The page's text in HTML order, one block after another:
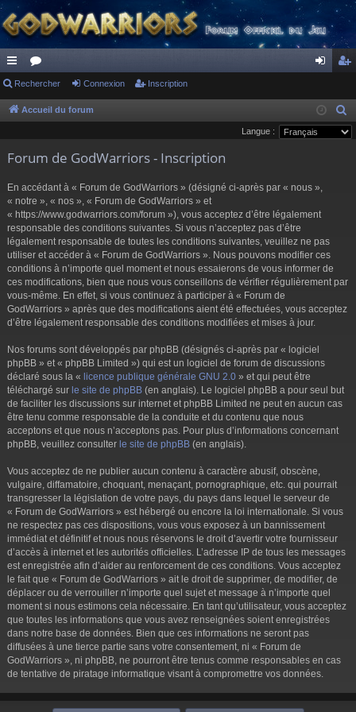
ac
co
ci
or
u
s
ne cri
pti
Rechercher Connexion Inscription
Accueil du forum
e
Langue :
Forum de GodWarriors - Inscription
En accédant à « Forum de GodWarriors » (désigné ci-après par « nous »,
« notre », « nos », « Forum de GodWarriors » et
« https://www.godwarriors.com/forum »), vous acceptez d’être légalement
responsable des conditions suivantes. Si vous n’acceptez pas d’être
légalement responsable de toutes les conditions suivantes, veuillez ne pas
utiliser et accéder à « Forum de GodWarriors ». Nous pouvons modifier ces
conditions à n’importe quel moment et nous essaierons de vous informer de
ces modifications, bien que nous vous conseillons de vérifier régulièrement par
vous-même. En effet, si vous continuez à participer à « Forum de
GodWarriors » après que des modifications aient été effectuées, vous acceptez
d’être légalement responsable des conditions modifiées et mises à jour.
Nos forums sont développés par phpBB (désignés ci-après par « logiciel
phpBB » et « phpBB Limited ») qui est un logiciel de forum de discussions
déclaré sous la « licence publique générale GNU 2.0 » et qui peut être
téléchargé sur le site de phpBB (en anglais). Le logiciel phpBB a pour seul but
de faciliter les discussions sur internet et phpBB Limited ne peut en aucun cas
être tenu comme responsable de la conduite et du contenu que nous
acceptons et que nous n’acceptons pas. Pour plus d’informations concernant
phpBB, veuillez consulter le site de phpBB (en anglais).
Vous acceptez de ne publier aucun contenu à caractère abusif, obscène,
vulgaire, diffamatoire, choquant, menaçant, pornographique, etc. qui pourrait
transgresser la législation de votre pays, du pays dans lequel le serveur de
« Forum de GodWarriors » est hébergé ou encore la loi internationale. Si vous
ne respectez pas ces dispositions, vous vous exposez à un bannissement
immédiat et définitif et nous nous réservons le droit d’avertir votre fournisseur
d’accès à internet et les autorités officielles. L’adresse IP de tous les messages
est enregistrée afin d’aider au renforcement de ces conditions. Vous acceptez
le fait que « Forum de GodWarriors » ait le droit de supprimer, de modifier, de
déplacer ou de verrouiller n’importe quel sujet et message à n’importe quel
moment si nous estimons cela nécessaire. En tant qu’utilisateur, vous acceptez
que toutes les informations que vous avez renseignées soient enregistrées
dans notre base de données. Bien que ces informations ne seront pas
diffusées à une tierce partie sans votre consentement, ni « Forum de
GodWarriors », ni phpBB, ne pourront être tenus comme responsables en cas
de tentative de piratage informatique visant à compromettre vos données.